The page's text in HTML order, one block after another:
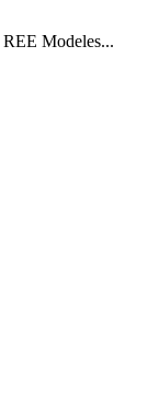
REE Modeles...